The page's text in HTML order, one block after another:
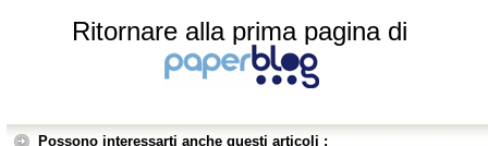
Ritornare alla prima pagina di
Possono interessarti anche questi articoli :